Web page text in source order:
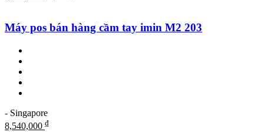
Máy pos bán hàng cầm tay imin M2 203
- Singapore
8,540,000 ₫